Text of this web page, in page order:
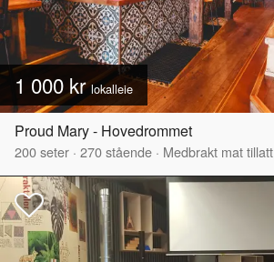
1 000 krlokalleie
Proud Mary - Hovedrommet
200seter · 270stående · Medbrakt mat tillatt